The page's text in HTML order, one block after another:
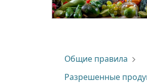
Общие правила
Разрешенные